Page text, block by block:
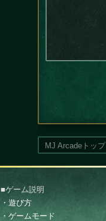
MJ Arcadeトップ
■ゲーム説明
・遊び方
・ゲームモード